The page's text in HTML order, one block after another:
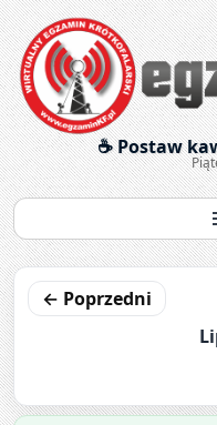
☕ Postaw
← Poprzedni